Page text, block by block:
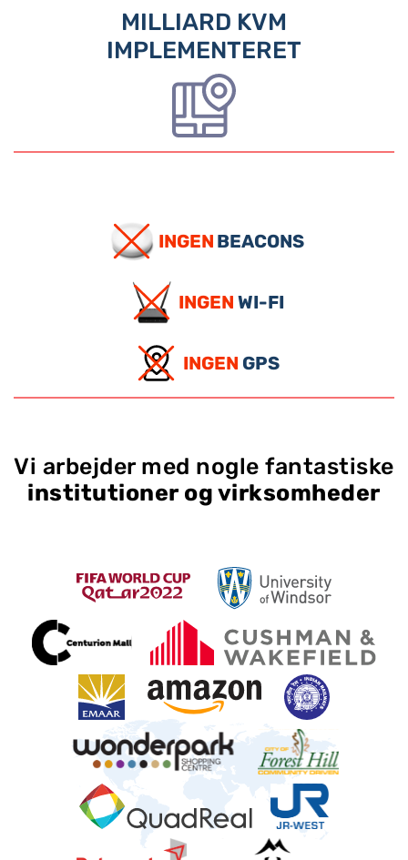
MILLIARD KVM
IMPLEMENTERET
INGEN BEACONS
INGEN WI-FI
INGEN GPS
Vi arbejder med nogle fantastiske
institutioner og virksomheder